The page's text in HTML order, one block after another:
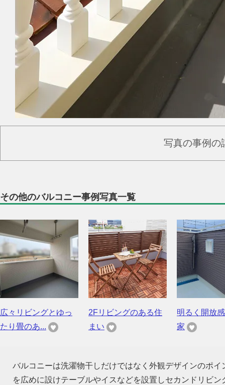
写真の事例の
その他のバルコニー事例写真一覧
広々リビングとゆっ
たり畳のあ...
2Fリビングのある住
まい
明るく開放
家
バルコニーは洗濯物干しだけではなく外観デザインのポ
を広めに設けテーブルやイスなどを設置しセカンドリビ